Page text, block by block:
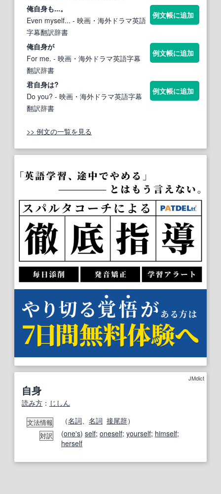
俺自身も...。
Even myself... - 映画・海外ドラマ英語
字幕翻訳辞書
例文帳に追加
俺自身が
For me. - 映画・海外ドラマ英語字幕
翻訳辞書
例文帳に追加
君自身は?
Do you? - 映画・海外ドラマ英語字幕
翻訳辞書
例文帳に追加
>> 例文の一覧を見る
JMdict
自身
読み方 ： じしん
文法情報 （名詞、 名詞 接尾辞）
対訳 (one's) self; oneself; yourself; himself;
herself